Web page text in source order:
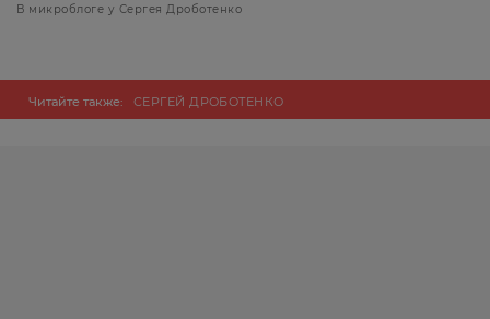
В микроблоге у Сергея Дроботенко
Читайте также: СЕРГЕЙ ДРОБОТЕНКО